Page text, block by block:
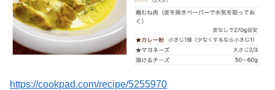
https://cookpad.com/recipe/5255970